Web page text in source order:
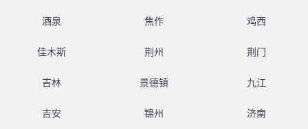
酒泉 焦作 鸡西
佳木斯 荆州 荆门
吉林 景德镇 九江
吉安 锦州 济南